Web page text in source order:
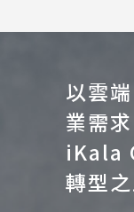
以雲
業需求
iKala
轉型